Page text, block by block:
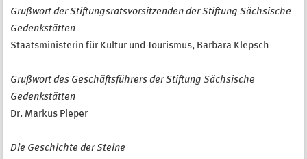
Grußwort der Stiftungsratsvorsitzenden der Stiftung Sächsische
Gedenkstätten
Staatsministerin für Kultur und Tourismus, Barbara Klepsch
Grußwort des Geschäftsführers der Stiftung Sächsische
Gedenkstätten
Dr. Markus Pieper
Die Geschichte der Steine